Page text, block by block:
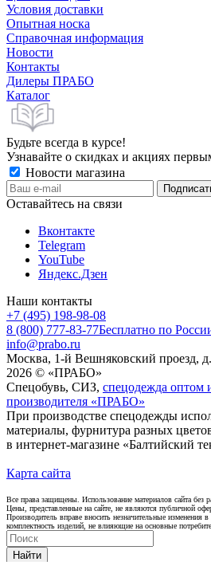
Условия доставки
Опытная носка
Справочная информация
Новости
Контакты
Дилеры ПРАБО
Каталог
Будьте всегда в курсе!
Узнавайте о скидках и акциях
Новости магазина
Оставайтесь на связи
Вконтакте
Telegram
YouTube
Яндекс.Дзен
Наши контакты
+7 (495) 198-98-08
8 (800) 777-83-77Бесплатно по
info@prabo.ru
Москва, 1-й Вешняковский проезд,
2026 © «ПРАБО»
Спецобувь, СИЗ, спецодежда оптом
производителя «ПРАБО»
При производстве спецодежды
материалы, фурнитура разных
в интернет-магазине «Балтийский
Карта сайта
Все права защищены. Использование материалов сайта без
Цены, представленные на сайте, не являются публичной
Производитель вправе вносить незначительные изменения
комплектность изделий, не влияющие на основные
Найти